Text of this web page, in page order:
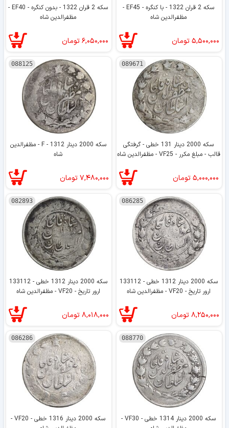
سکه 2 قران 1322 - با کنگره - EF45 -
مظفرالدین شاه
۵,۵۰۰,۰۰۰تومان
سکه 2 قران 1322 - بدون کنگره - EF40 -
مظفرالدین شاه
۶,۰۵۰,۰۰۰تومان
089671
سکه 2000 دینار 131 خطی - گرفتگی
قالب - مبلغ مکرر - VF25 - مظفرالدین شاه
۵,۰۰۰,۰۰۰ تومان
088125
سکه 2000 دینار 1312 - F - مظفرالدین
شاه
۷,۴۸۰,۰۰۰تومان
086285
سکه 2000 دینار 1312 خطی - 133112
ارور تاریخ - VF20 - مظفرالدین شاه
۸,۲۵۰,۰۰۰تومان
082893
سکه 2000 دینار 1312 خطی - 133112
ارور تاریخ - VF20 - مظفرالدین شاه
۸,۰۱۸,۰۰۰ تومان
088770
سکه 2000 دینار 1314 خطی - VF30 -
086286
سکه 2000 دینار 1316 خطی - VF20 -